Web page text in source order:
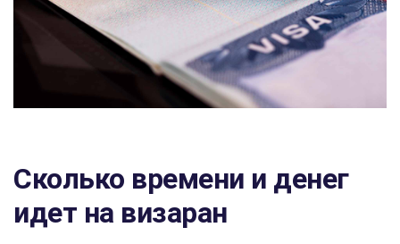
Сколько времени и денег
идет на визаран